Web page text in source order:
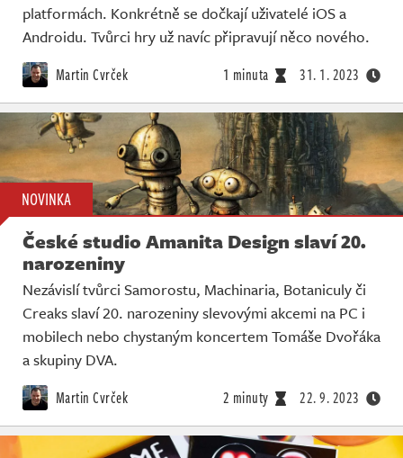
platformách. Konkrétně se dočkají uživatelé iOS a
Androidu. Tvůrci hry už navíc připravují něco nového.
Martin Cvrček 1 minuta 31. 1. 2023
NOVINKA
České studio Amanita Design slaví 20.
narozeniny
Nezávislí tvůrci Samorostu, Machinaria, Botaniculy či
Creaks slaví 20. narozeniny slevovými akcemi na PC i
mobilech nebo chystaným koncertem Tomáše Dvořáka
a skupiny DVA.
Martin Cvrček 2 minuty 22. 9. 2023